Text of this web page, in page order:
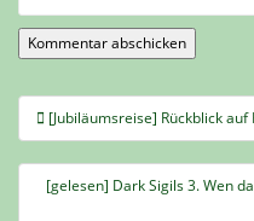
Beitragsnavigation
[Jubiläumsreise] Rückblick
[gelesen] Dark Sigils 3. Wen